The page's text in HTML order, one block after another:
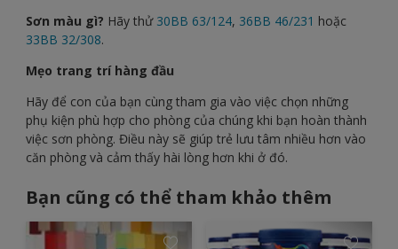
Sơn màu gì? Hãy thử 30BB 63/124, 36BB 46/231 hoặc
33BB 32/308.
Mẹo trang trí hàng đầu
Hãy để con của bạn cùng tham gia vào việc chọn những
phụ kiện phù hợp cho phòng của chúng khi bạn hoàn thành
việc sơn phòng. Điều này sẽ giúp trẻ lưu tâm nhiều hơn vào
căn phòng và cảm thấy hài lòng hơn khi ở đó.
Bạn cũng có thể tham khảo thêm